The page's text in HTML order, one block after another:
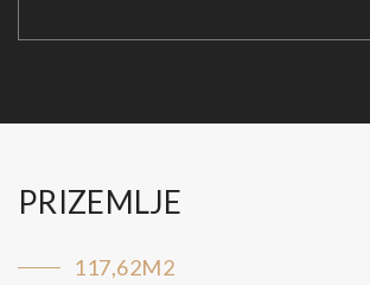
PRIZEMLJE
117,62M2